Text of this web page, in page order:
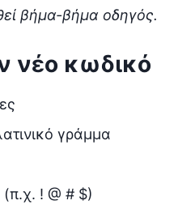
βήμα-βήμα οδηγός.
νέο κωδικό
γράμμα
(π.χ. ! @ # $)